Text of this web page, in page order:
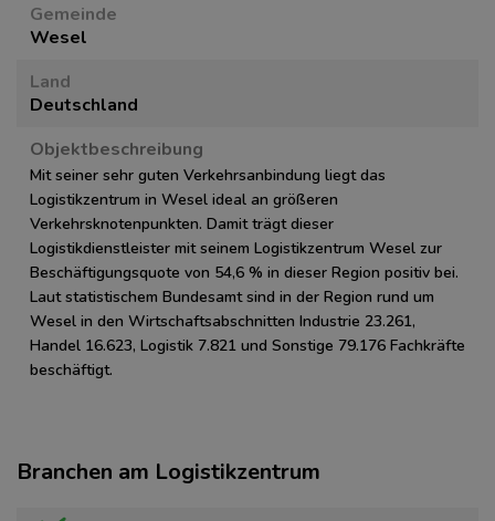
Gemeinde
Wesel
Land
Deutschland
Objektbeschreibung
Mit seiner sehr guten Verkehrsanbindung liegt das
Logistikzentrum in Wesel ideal an größeren
Verkehrsknotenpunkten. Damit trägt dieser
Logistikdienstleister mit seinem Logistikzentrum Wesel zur
Beschäftigungsquote von 54,6 % in dieser Region positiv bei.
Laut statistischem Bundesamt sind in der Region rund um
Wesel in den Wirtschaftsabschnitten Industrie 23.261,
Handel 16.623, Logistik 7.821 und Sonstige 79.176 Fachkräfte
beschäftigt.
Branchen am Logistikzentrum